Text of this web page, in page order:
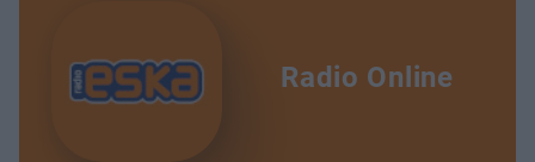
Radio Online